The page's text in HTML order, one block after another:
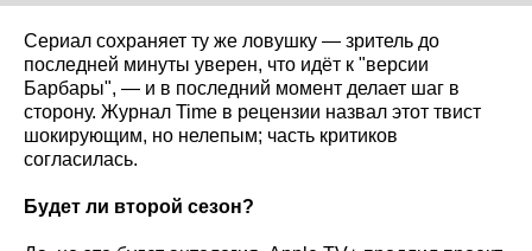
Сериал сохраняет ту же ловушку — зритель до
последней минуты уверен, что идёт к "версии
Барбары", — и в последний момент делает шаг в
сторону. Журнал Time в рецензии назвал этот твист
шокирующим, но нелепым; часть критиков
согласилась.
Будет ли второй сезон?